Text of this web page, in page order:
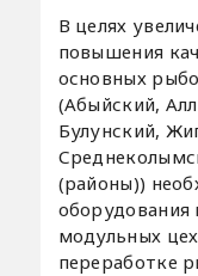
В целях
повышения
основных
(Абыйский,
Булунский,
(районы))
оборудования
модульных
переработке